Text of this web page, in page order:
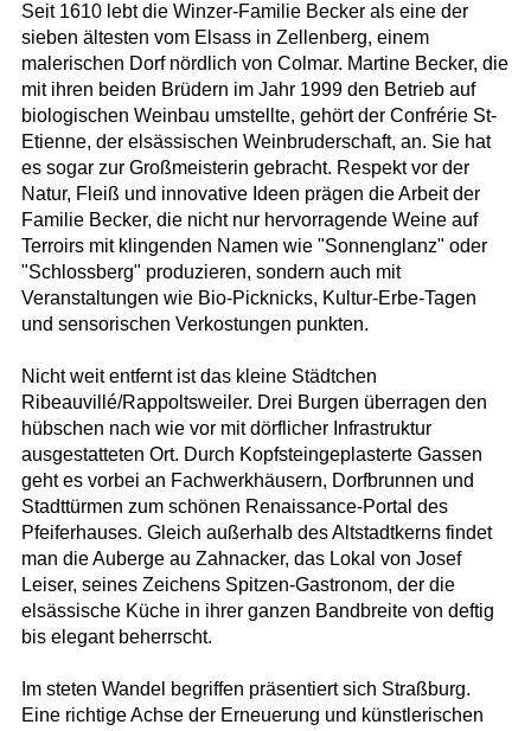
Seit 1610 lebt die Winzer-Familie Becker als eine der
sieben ältesten vom Elsass in Zellenberg, einem
malerischen Dorf nördlich von Colmar. Martine Becker, die
mit ihren beiden Brüdern im Jahr 1999 den Betrieb auf
biologischen Weinbau umstellte, gehört der Confrérie St-
Etienne, der elsässischen Weinbruderschaft, an. Sie hat
es sogar zur Großmeisterin gebracht. Respekt vor der
Natur, Fleiß und innovative Ideen prägen die Arbeit der
Familie Becker, die nicht nur hervorragende Weine auf
Terroirs mit klingenden Namen wie "Sonnenglanz" oder
"Schlossberg" produzieren, sondern auch mit
Veranstaltungen wie Bio-Picknicks, Kultur-Erbe-Tagen
und sensorischen Verkostungen punkten.
Nicht weit entfernt ist das kleine Städtchen
Ribeauvillé/Rappoltsweiler. Drei Burgen überragen den
hübschen nach wie vor mit dörflicher Infrastruktur
ausgestatteten Ort. Durch Kopfsteingeplasterte Gassen
geht es vorbei an Fachwerkhäusern, Dorfbrunnen und
Stadttürmen zum schönen Renaissance-Portal des
Pfeiferhauses. Gleich außerhalb des Altstadtkerns findet
man die Auberge au Zahnacker, das Lokal von Josef
Leiser, seines Zeichens Spitzen-Gastronom, der die
elsässische Küche in ihrer ganzen Bandbreite von deftig
bis elegant beherrscht.
Im steten Wandel begriffen präsentiert sich Straßburg.
Eine richtige Achse der Erneuerung und künstlerischen